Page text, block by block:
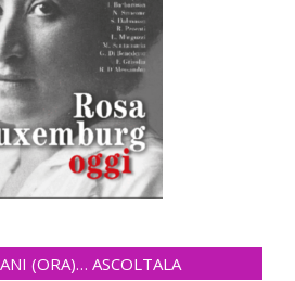
(ORA)… ASCOLTALA